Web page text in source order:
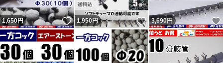
1,650円 いいね！
1,950円 いいね！
3,690円